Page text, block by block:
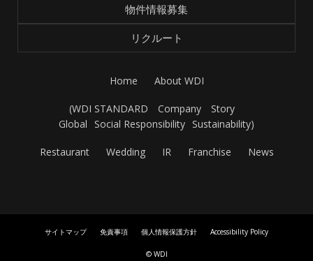
物件情報募集
リクルート
Home About WDI
(WDI STANDARD Company
Story
Global Social Responsibility Sustainability)
Restaurant Wedding IR Franchise News
サイトマップ 免責事項 個人情報保護方針 Accessibility Policy
© WDI